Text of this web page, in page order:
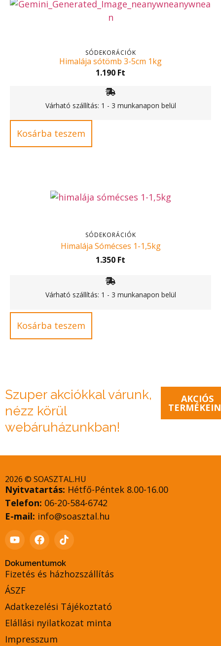
SÓDEKORÁCIÓK
Himalája sótömb 3-5cm 1kg
1.190 Ft
Várható szállítás: 1 - 3 munkanapon belül
Kosárba teszem
SÓDEKORÁCIÓK
Himalája Sómécses 1-1,5kg
1.350 Ft
Várható szállítás: 1 - 3 munkanapon belül
Kosárba teszem
Szuper akciókkal várunk,
nézz körül
webáruházunkban!
AKCIÓS
2026 © SOASZTAL.HU
Nyitvatartás: Hétfő-Péntek 8.00-16.00
Telefon: 06-20-584-6742
E-mail: info@soasztal.hu
Dokumentumok
Fizetés és házhozszállítás
ÁSZF
Adatkezelési Tájékoztató
Elállási nyilatkozat minta
Impresszum